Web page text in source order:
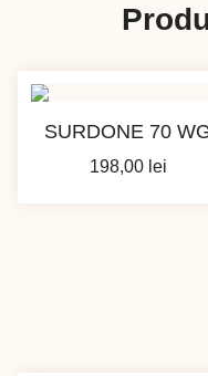
SURDONE 70
198,00 lei